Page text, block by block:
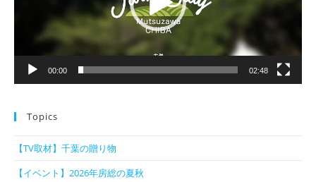
00:00 02:48
Topics
【TV取材】千葉の贈り物
【イベント】2026年房総の夏秋